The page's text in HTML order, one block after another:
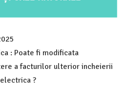
: Poate fi modificata
a facturilor ulterior incheierii
?